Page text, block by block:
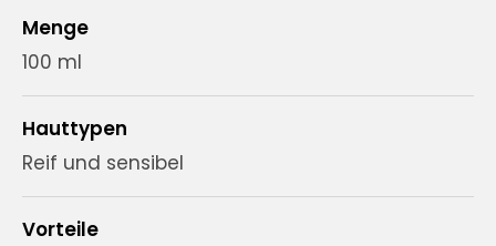
Menge
100 ml
Hauttypen
Reif und sensibel
Vorteile